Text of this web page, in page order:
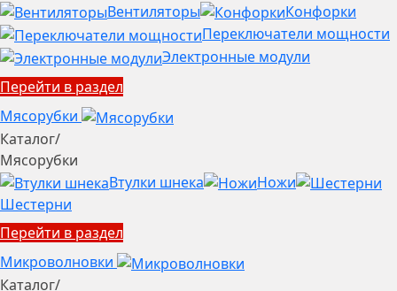
Вентиляторы
Конфорки
Переключатели мощности
Электронные модули
Перейти в раздел
Мясорубки
Каталог/
Мясорубки
Втулки шнека
Ножи
Шестерни
Перейти в раздел
Микроволновки
Каталог/